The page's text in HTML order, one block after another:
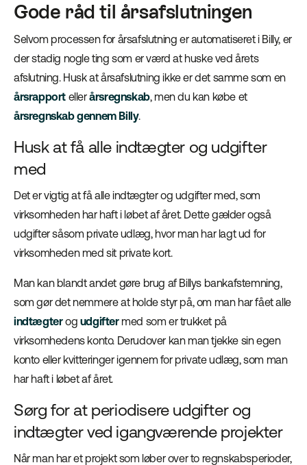
Gode råd til årsafslutningen
Selvom processen for årsafslutning er automatiseret i Billy, er
der stadig nogle ting som er værd at huske ved årets
afslutning. Husk at årsafslutning ikke er det samme som en
årsrapport ellerårsregnskab, men du kan købe et
årsregnskab gennem Billy.
Husk at få alle indtægter og udgifter
med
Det er vigtig at få alle indtægter og udgifter med, som
virksomheden har haft i løbet af året. Dette gælder også
udgifter såsom private udlæg, hvor man har lagt ud for
virksomheden med sit private kort.
Man kan blandt andet gøre brug af Billys bankafstemning,
som gør det nemmere at holde styr på, om man har fået alle
indtægterog udgiftermed som er trukket på
virksomhedens konto. Derudover kan man tjekke sin egen
konto eller kvitteringer igennem for private udlæg, som man
har haft i løbet af året.
Sørg for at periodisere udgifter og
indtægter ved igangværende projekter
Når man har et projekt som løber over to regnskabsperioder,